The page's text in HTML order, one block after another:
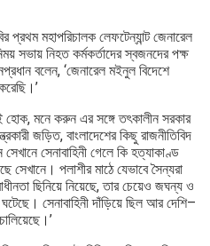
প্রথম মহাপরিচালক লেফটেন্যান্ট জেনারেল
সভায় নিহত কর্মকর্তাদের স্বজনদের পক্ষ
বলেন, ‘জেনারেল মইনুল বিদেশে
হোক, মনে করুন এর সঙ্গে তৎকালীন সরকার
জড়িত, বাংলাদেশের কিছু রাজনীতিবিদ
সেনাবাহিনী গেলে কি হত্যাকাণ্ড
পলাশীর মাঠে যেভাবে সৈন্যরা
ছিনিয়ে নিয়েছে, তার চেয়েও জঘন্য ও
সেনাবাহিনী দাঁড়িয়ে ছিল আর দেশি–